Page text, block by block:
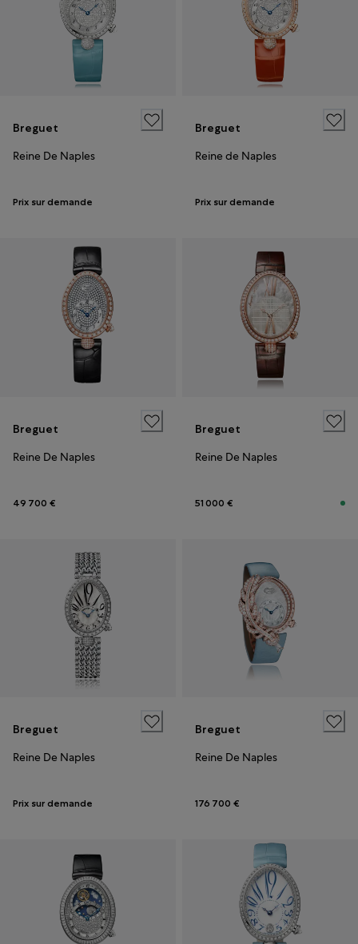
Breguet
Reine De Naples
Prix sur demande
Breguet
Reine de Naples
Prix sur demande
Breguet
Reine De Naples
49 700 €
Breguet
Reine De Naples
51 000 €
Breguet
Reine De Naples
Prix sur demande
Breguet
Reine De Naples
176 700 €